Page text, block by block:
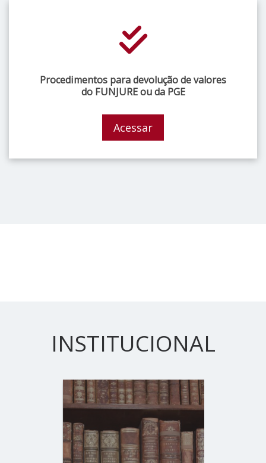
Procedimentos para devolução de valores
do FUNJURE ou da PGE
Acessar
INSTITUCIONAL